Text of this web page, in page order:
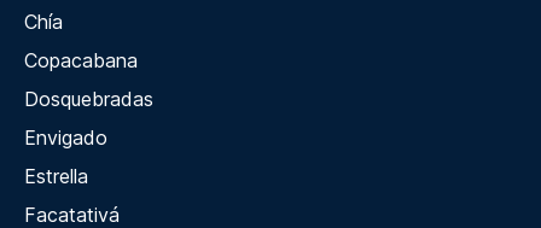
Chía
Copacabana
Dosquebradas
Envigado
Estrella
Facatativá